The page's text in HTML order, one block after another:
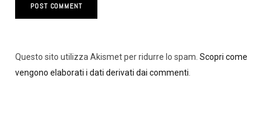
Questo sito utilizza Akismet per ridurre lo spam. Scopri come
vengono elaborati i dati derivati dai commenti